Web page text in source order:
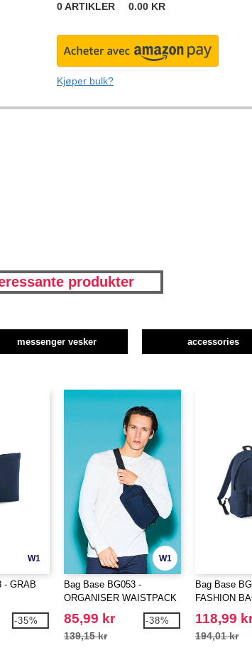
0ARTIKLER 0.00 KR
Kjøper bulk?
produkter
messenger vesker accessories
W1
- GRAB
-35%
W1
Bag Base BG053 -
ORGANISER WAISTPACK
85,99 kr
139,15 kr
-38%
Bag Base
FASHION
118,99
194,01 kr